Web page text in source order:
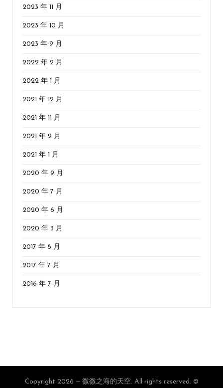
2023 年 11 月
2023 年 10 月
2023 年 9 月
2022 年 2 月
2022 年 1 月
2021 年 12 月
2021 年 11 月
2021 年 2 月
2021 年 1 月
2020 年 9 月
2020 年 7 月
2020 年 6 月
2020 年 3 月
2017 年 8 月
2017 年 7 月
2016 年 7 月
Copyright 2026 — 微微之海的天空. All rights reserved. ©